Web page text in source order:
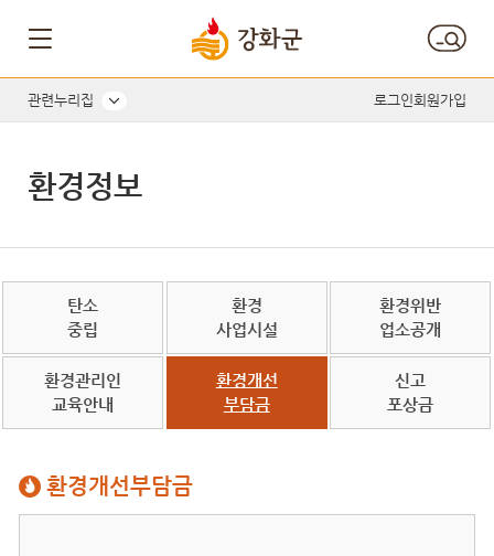
관련누리집 로그인회원가입
환경정보
탄소
중립
환경
사업시설
환경위반
업소공개
환경관리인
교육안내
환경개선
부담금
신고
포상금
환경개선부담금